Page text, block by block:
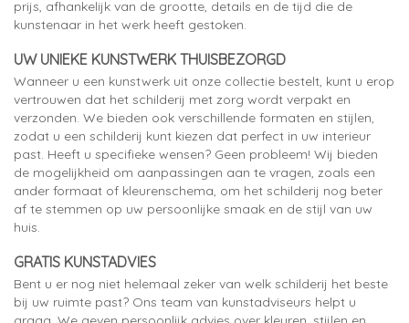
prijs, afhankelijk van de grootte, details en de tijd die de
kunstenaar in het werk heeft gestoken.
UW UNIEKE KUNSTWERK THUISBEZORGD
Wanneer u een kunstwerk uit onze collectie bestelt, kunt u erop
vertrouwen dat het schilderij met zorg wordt verpakt en
verzonden. We bieden ook verschillende formaten en stijlen,
zodat u een schilderij kunt kiezen dat perfect in uw interieur
past. Heeft u specifieke wensen? Geen probleem! Wij bieden
de mogelijkheid om aanpassingen aan te vragen, zoals een
ander formaat of kleurenschema, om het schilderij nog beter
af te stemmen op uw persoonlijke smaak en de stijl van uw
huis.
GRATIS KUNSTADVIES
Bent u er nog niet helemaal zeker van welk schilderij het beste
bij uw ruimte past? Ons team van kunstadviseurs helpt u